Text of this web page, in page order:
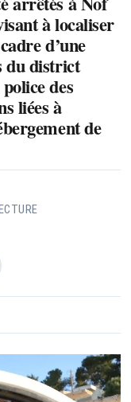
à localiser
d’une
du district
des
liées à
de
WhatsApp
le lien